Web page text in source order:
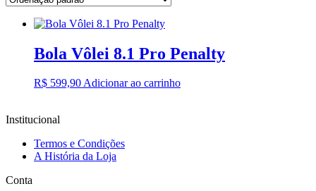
Bola Vôlei 8.1 Pro Penalty
R$ 599,90Adicionar ao carrinho
Institucional
Termos e Condições
A História da Loja
Conta